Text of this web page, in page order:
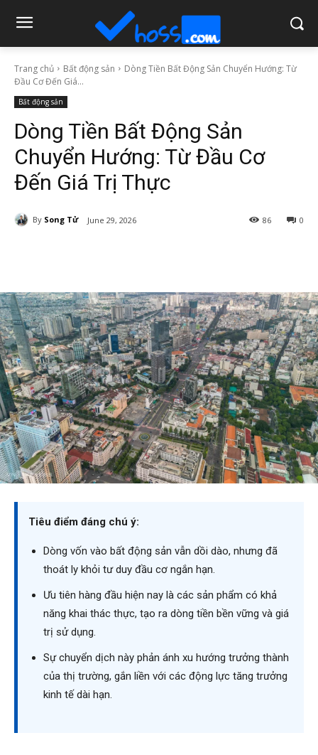
Trang chủ Bất động sản
Dòng Tiền Bất Động Sản Chuyển Hướng: Từ
Đầu Cơ Đến Giá...
Bất động sản
Dòng Tiền Bất Động Sản
Chuyển Hướng: Từ Đầu Cơ
Đến Giá Trị Thực
By Song Tử June 29, 2026 0
86
Tiêu điểm đáng chú ý:
Dòng vốn vào bất động sản vẫn dồi dào, nhưng đã
thoát ly khỏi tư duy đầu cơ ngắn hạn.
Ưu tiên hàng đầu hiện nay là các sản phẩm có khả
năng khai thác thực, tạo ra dòng tiền bền vững và giá
trị sử dụng.
Sự chuyển dịch này phản ánh xu hướng trưởng thành
của thị trường, gắn liền với các động lực tăng trưởng
kinh tế dài hạn.